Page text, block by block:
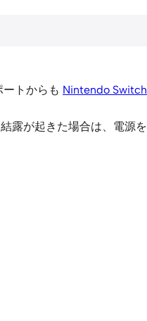
トからも Nintendo Switch
露が起きた場合は、電源